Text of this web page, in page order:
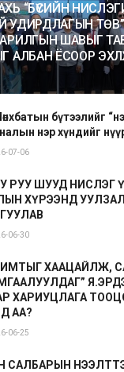
“БҮСИЙН
УДИРДЛАГЫН
ШАВЫГ
АЛБАН ЁСООР
бүтээлийг
нэр хүндийг
07-06
РУУ ШУУД НИСЛЭГ
ХҮРЭЭНД
06-30
ХААЦАЙЛЖ,
ХАРИУЦЛАГА
АА?
06-25
САЛБАРЫН